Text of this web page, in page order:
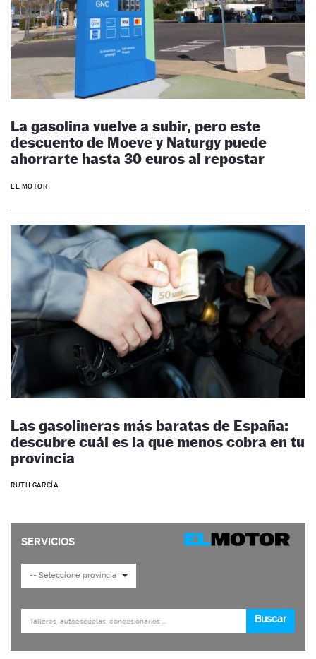
La gasolina vuelve a subir, pero este
descuento de Moeve y Naturgy puede
ahorrarte hasta 30 euros al repostar
EL MOTOR
Las gasolineras más baratas de España:
descubre cuál es la que menos cobra en tu
provincia
RUTH GARCÍA